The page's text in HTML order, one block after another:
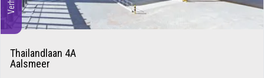
Thailandlaan 4A
Aalsmeer